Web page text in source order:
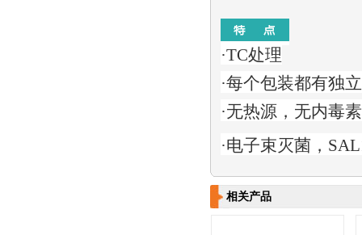
·TC处理
·每个包装都有独
·无热源，无内毒
·电子束灭菌，
相关产品